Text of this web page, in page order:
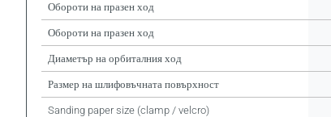
Обороти на празен ход
Обороти на празен ход
Диаметър на орбиталния ход
Размер на шлифовъчната повърхност
Sanding paper size (clamp / velcro)